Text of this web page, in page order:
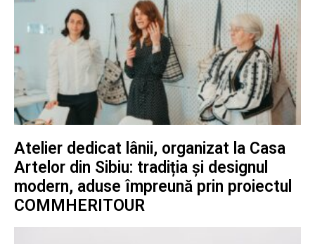
Atelier dedicat lânii, organizat la Casa
Artelor din Sibiu: tradiția și designul
modern, aduse împreună prin proiectul
COMMHERITOUR